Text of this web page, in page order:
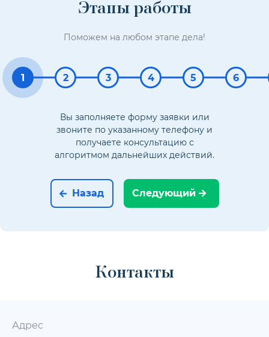
Этапы работы
Поможем на любом этапе дела!
1 2 3 4 5 6
Вы заполняете форму заявки или
звоните по указанному телефону и
получаете консультацию с
алгоритмом дальнейших действий.
Назад Следующий
Контакты
Адрес